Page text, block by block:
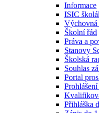
Informace
ISIC
Výchovná
Školní řád
Práva a
Stanovy
Školská
Souhlas
Portal
Přihláška